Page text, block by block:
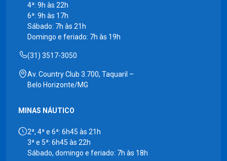
4ª: 9h às 22h
6ª: 9h às 17h
Sábado: 7h às 21h
Domingo e feriado: 7h às 19h
(31) 3517-3050
Av. Country Club 3.700, Taquaril –
Belo Horizonte/MG
MINAS NÁUTICO
2ª, 4ª e 6ª: 6h45 às 21h
3ª e 5ª: 6h45 às 22h
Sábado, domingo e feriado: 7h às 18h